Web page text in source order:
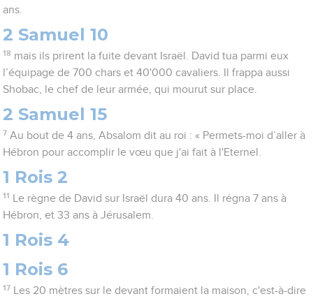
ans.
2 Samuel 10
18 mais ils prirent la fuite devant Israël. David tua parmi eux
l’équipage de 700 chars et 40'000 cavaliers. Il frappa aussi
Shobac, le chef de leur armée, qui mourut sur place.
2 Samuel 15
7 Au bout de 4 ans, Absalom dit au roi : « Permets-moi d’aller à
Hébron pour accomplir le vœu que j'ai fait à l'Eternel.
1 Rois 2
11
Le règne de David sur Israël dura 40 ans. Il régna 7 ans à
Hébron, et 33 ans à Jérusalem.
1 Rois 4
1 Rois 6
17
Les 20 mètres sur le devant formaient la maison, c'est-à-dire